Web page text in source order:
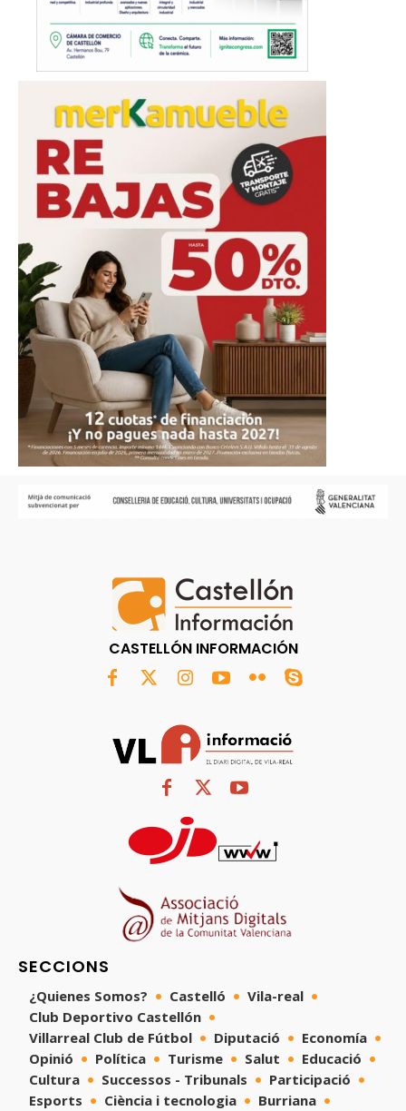
CASTELLÓN INFORMACIÓN
SECCIONS
¿Quienes Somos? Castelló
Vila-real
Club Deportivo Castellón
Villarreal Club de Fútbol
Diputació
Economía
Opinió
Política Turisme Salut
Educació
Cultura
Successos - Tribunals
Participació
Esports
Ciència i tecnologia
Burriana